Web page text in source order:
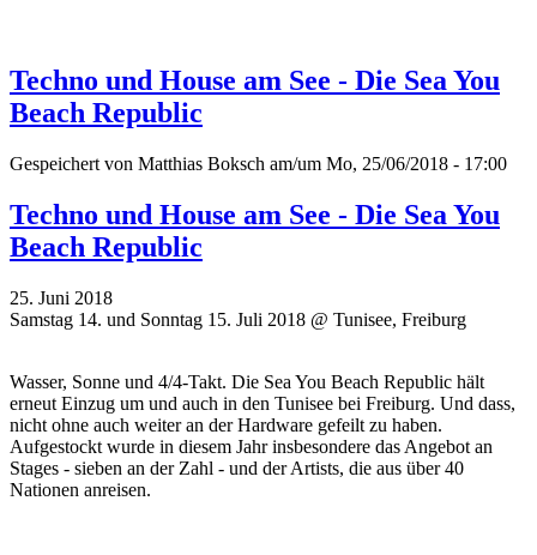
Techno und House am See - Die Sea You
Beach Republic
Gespeichert von Matthias Boksch am/um Mo, 25/06/2018 - 17:00
Techno und House am See - Die Sea You
Beach Republic
25. Juni 2018
Samstag 14. und Sonntag 15. Juli 2018 @ Tunisee, Freiburg
Wasser, Sonne und 4/4-Takt. Die Sea You Beach Republic hält
erneut Einzug um und auch in den Tunisee bei Freiburg. Und dass,
nicht ohne auch weiter an der Hardware gefeilt zu haben.
Aufgestockt wurde in diesem Jahr insbesondere das Angebot an
Stages - sieben an der Zahl - und der Artists, die aus über 40
Nationen anreisen.